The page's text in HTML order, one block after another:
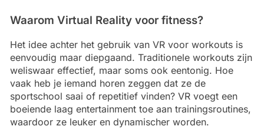
Waarom Virtual Reality voor fitness?
Het idee achter het gebruik van VR voor workouts is
eenvoudig maar diepgaand. Traditionele workouts zijn
weliswaar effectief, maar soms ook eentonig. Hoe
vaak heb je iemand horen zeggen dat ze de
sportschool saai of repetitief vinden? VR voegt een
boeiende laag entertainment toe aan trainingsroutines,
waardoor ze leuker en dynamischer worden.